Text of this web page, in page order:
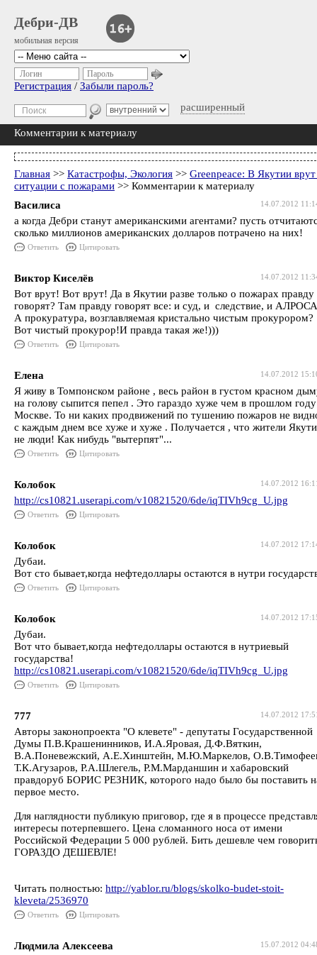
Дебри-ДВ
мобильная версия
расширенный
Логин Пароль
Регистрация / Забыли пароль?
Комментарии к материалу
Главная >> Катастрофы, Экология >> Greenpeace: В Якутии
ситуации с пожарами >> Комментарии к материалу
14.07.2012
Василиса
а когда Дебри станут американскими агентами? пусть
сколько миллионов американских долларов потрачено на них!
Ответить Цитировать
14.07.2012
Виктор Киселёв
Вот врут! Вот врут! Да в Якутии разве только о пожарах правду
говорят? Там правду говорят все: и суд, и следствие, и
А прокуратура, возглавляемая кристально чистым прокурором?
Вот чистый прокурор!И правда такая же!)))
Ответить Цитировать
14.07.2012
Елена
Я живу в Томпонском районе , весь район в густом красном
на голову сыпится пепел . Это гараздо хуже чем в прошлом
Москве. То ни каких продвижений по тушению пожаров не
с каждым днем все хуже и хуже . Получается , что жители
не люди! Как нибудь "вытерпят"...
Ответить Цитировать
14.07.2012
Колобок
http://cs10821.userapi.com/v10821520/6de/iqTIVh9cg_U.jpg
Ответить Цитировать
14.07.2012
Колобок
Дубаи.
Вот сто бывает,когда нефтедоллары остаются в нутри
Ответить Цитировать
14.07.2012
Колобок
Дубаи.
Вот что бывает,когда нефтедоллары остаются в нутриевый
государства!
http://cs10821.userapi.com/v10821520/6de/iqTIVh9cg_U.jpg
Ответить Цитировать
14.07.2012
777
Авторы законопроекта "О клевете" - депутаты Государственной
Думы П.В.Крашенинников, И.А.Яровая, Д.Ф.Вяткин,
В.А.Поневежский, А.Е.Хинштейн, М.Ю.Маркелов,
Т.К.Агузаров, Р.А.Шлегель, Р.М.Марданшин и хабаровский
правдоруб БОРИС РЕЗНИК, которого надо было бы поставить
первое место.
Для наглядности публикую приговор, где я в процессе
интересы потерпевшего. Цена сломанного носа от имени
Российской Федерации 5 000 рублей. Бить дешевле чем
ГОРАЗДО ДЕШЕВЛЕ!
Читать полностью: http://yablor.ru/blogs/skolko-budet-stoit-
kleveta/2536970
Ответить Цитировать
15.07.2012
Людмила Алексеева